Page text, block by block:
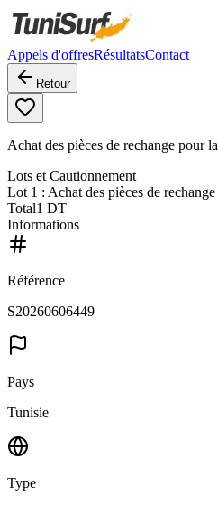
Appels d'offresRésultatsContact
Retour
Achat des pièces de rechange pour
Lots et Cautionnement
Lot 1 : Achat des pièces de
Total1 DT
Informations
Référence
S20260606449
Pays
Tunisie
Type